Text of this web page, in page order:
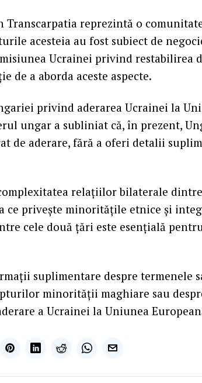
Transcarpatia reprezintă o
acesteia au fost subiect de
Ucrainei privind restabilirea
a aborda aceste aspecte.
privind aderarea Ucrainei la
ungar a subliniat că, în prezent,
de aderare, fără a oferi detalii
relațiilor bilaterale
ce privește minoritățile etnice și
cele două țări este esențială
suplimentare despre termenele
minorității maghiare sau
a Ucrainei la Uniunea